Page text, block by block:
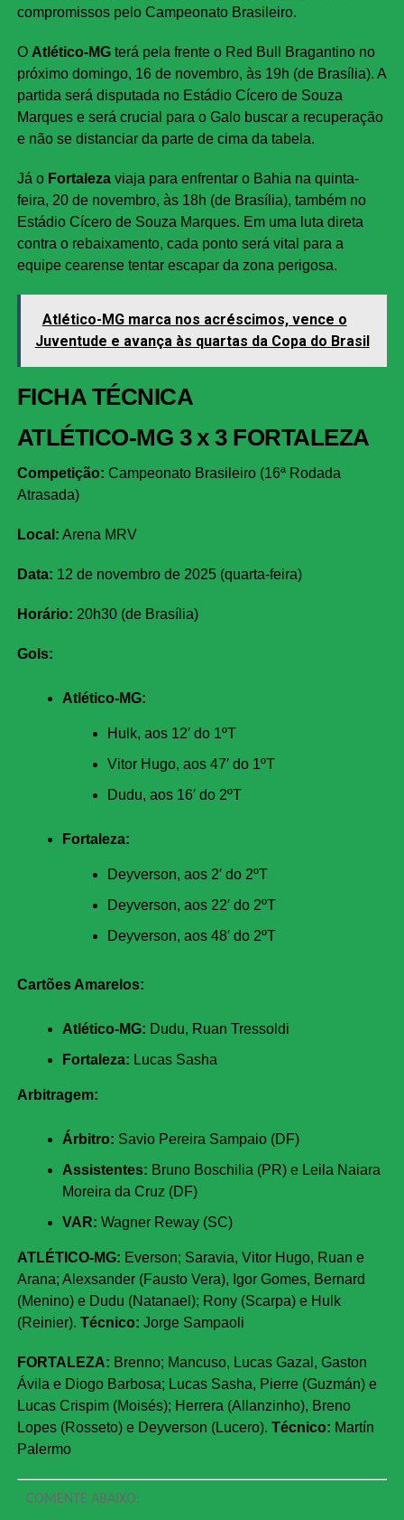
compromissos pelo Campeonato Brasileiro.
O Atlético-MGterá pela frente o Red Bull Bragantino no
próximo domingo, 16 de novembro, às 19h (de Brasília). A
partida será disputada no Estádio Cícero de Souza
Marques e será crucial para o Galo buscar a recuperação
e não se distanciar da parte de cima da tabela.
Já o Fortalezaviaja para enfrentar o Bahia na quinta-
feira, 20 de novembro, às 18h (de Brasília), também no
Estádio Cícero de Souza Marques. Em uma luta direta
contra o rebaixamento, cada ponto será vital para a
equipe cearense tentar escapar da zona perigosa.
Atlético-MG marca nos acréscimos, vence o
Juventude e avança às quartas da Copa do Brasil
FICHA TÉCNICA
ATLÉTICO-MG 3 x 3 FORTALEZA
Competição: Campeonato Brasileiro (16ª Rodada
Atrasada)
Local: Arena MRV
Data: 12 de novembro de 2025 (quarta-feira)
Horário: 20h30 (de Brasília)
Gols:
Atlético-MG:
Hulk, aos 12′ do 1ºT
Vitor Hugo, aos 47′ do 1ºT
Dudu, aos 16′ do 2ºT
Fortaleza:
Deyverson, aos 2′ do 2ºT
Deyverson, aos 22′ do 2ºT
Deyverson, aos 48′ do 2ºT
Cartões Amarelos:
Atlético-MG: Dudu, Ruan Tressoldi
Fortaleza: Lucas Sasha
Arbitragem:
Árbitro: Savio Pereira Sampaio (DF)
Assistentes: Bruno Boschilia (PR) e Leila Naiara
Moreira da Cruz (DF)
VAR: Wagner Reway (SC)
ATLÉTICO-MG: Everson; Saravia, Vitor Hugo, Ruan e
Arana; Alexsander (Fausto Vera), Igor Gomes, Bernard
(Menino) e Dudu (Natanael); Rony (Scarpa) e Hulk
(Reinier). Técnico: Jorge Sampaoli
FORTALEZA: Brenno; Mancuso, Lucas Gazal, Gaston
Ávila e Diogo Barbosa; Lucas Sasha, Pierre (Guzmán) e
Lucas Crispim (Moisés); Herrera (Allanzinho), Breno
Lopes (Rosseto) e Deyverson (Lucero). Técnico: Martín
Palermo
COMENTE ABAIXO: